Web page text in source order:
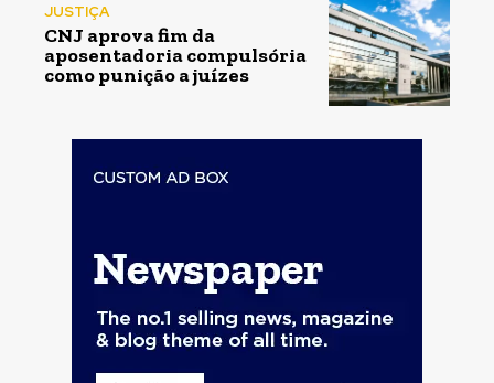
JUSTIÇA
CNJ aprova fim da
aposentadoria compulsória
como punição a juízes